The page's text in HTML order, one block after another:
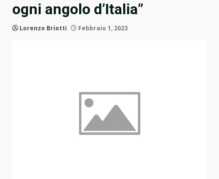
ogni angolo d’Italia”
Lorenzo Briotti Febbraio 1, 2023